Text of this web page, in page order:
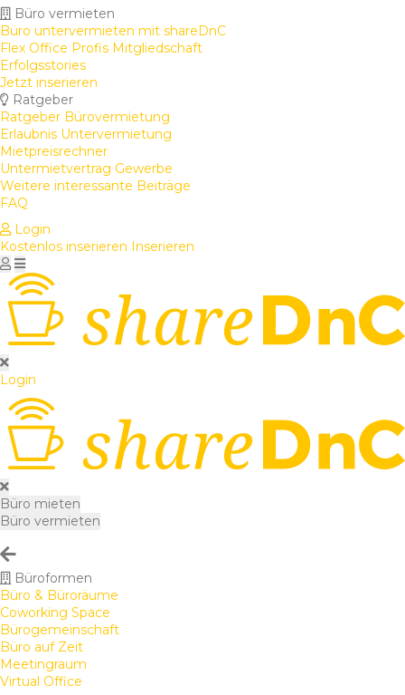
Büro vermieten
Büro untervermieten mit shareDnC
Flex Office Profis Mitgliedschaft
Erfolgsstories
Jetzt inserieren
Ratgeber
Ratgeber Bürovermietung
Erlaubnis Untervermietung
Mietpreisrechner
Untermietvertrag Gewerbe
Weitere interessante Beiträge
FAQ
Login
Kostenlos inserieren Inserieren
Login
Büro mieten
Büro vermieten
Büroformen
Büro & Büroräume
Coworking Space
Bürogemeinschaft
Büro auf Zeit
Meetingraum
Virtual Office